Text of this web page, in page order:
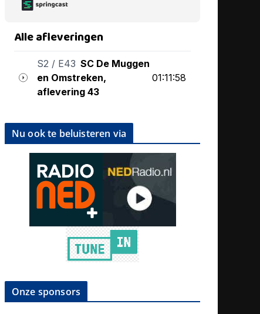
Nu ook te beluisteren via
Onze sponsors